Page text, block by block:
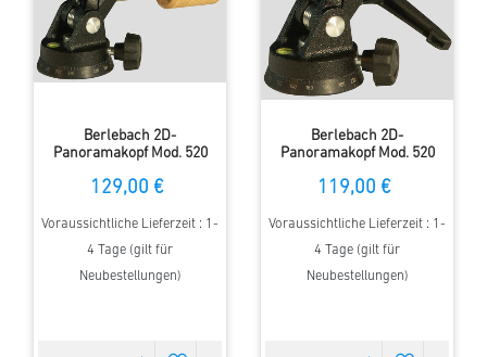
Berlebach 2D-
Panoramakopf Mod. 520
129,00 €
Voraussichtliche Lieferzeit : 1-
4 Tage (gilt für
Neubestellungen)
Berlebach 2D-
Panoramakopf Mod. 520
119,00 €
Voraussichtliche Lieferzeit : 1-
4 Tage (gilt für
Neubestellungen)